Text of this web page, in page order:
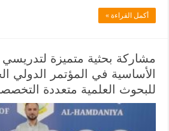
أكمل القراءة »
مشاركة بحثية متميزة لتدريسي
الأساسية في المؤتمر الدولي
للبحوث العلمية متعددة